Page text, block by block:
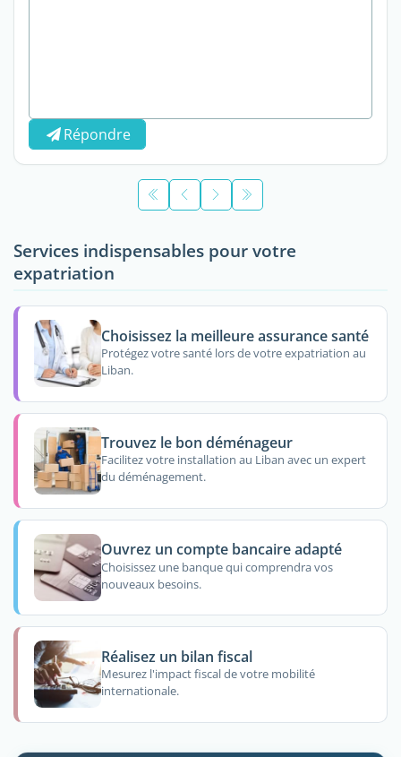
Répondre
Services indispensables pour votre
expatriation
Choisissez la meilleure assurance santé
Protégez votre santé lors de votre expatriation au
Liban.
Trouvez le bon déménageur
Facilitez votre installation au Liban avec un expert
du déménagement.
Ouvrez un compte bancaire adapté
Choisissez une banque qui comprendra vos
nouveaux besoins.
Réalisez un bilan fiscal
Mesurez l'impact fiscal de votre mobilité
internationale.